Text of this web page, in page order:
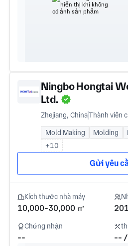
Ningbo Hongtai
Ltd.
Zhejiang, ChinaThành viên
Mold Making Molding
+10
Gửi yêu
Kích thước nhà máy
10,000-30,000 ㎡
Chứng nhận
-- --